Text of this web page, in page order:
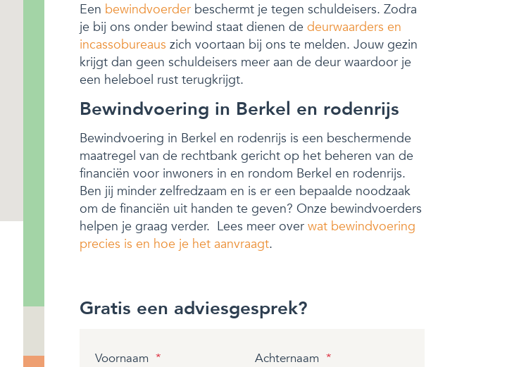
Een bewindvoerder beschermt je tegen schuldeisers. Zodra
je bij ons onder bewind staat dienen de deurwaarders en
incassobureaus zich voortaan bij ons te melden. Jouw gezin
krijgt dan geen schuldeisers meer aan de deur waardoor je
een heleboel rust terugkrijgt.
Bewindvoering in Berkel en rodenrijs
Bewindvoering in Berkel en rodenrijs is een beschermende
maatregel van de rechtbank gericht op het beheren van de
financiën voor inwoners in en rondom Berkel en rodenrijs.
Ben jij minder zelfredzaam en is er een bepaalde noodzaak
om de financiën uit handen te geven? Onze bewindvoerders
helpen je graag verder. Lees meer over wat bewindvoering
precies is en hoe je het aanvraagt.
Gratis een adviesgesprek?
Voornaam * Achternaam *